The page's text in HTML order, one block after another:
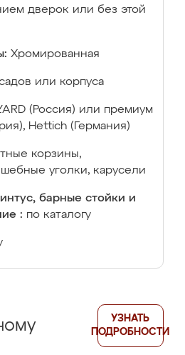
дверок или без этой
Хромированная
или корпуса
(Россия) или премиум
Hettich (Германия)
корзины,
уголки, карусели
барные стойки и
: по каталогу
УЗНАТЬ
ПОДРОБНОСТИ